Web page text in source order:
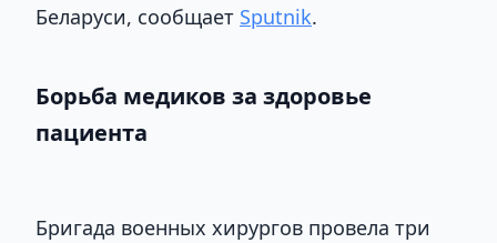
Беларуси, сообщает Sputnik.
Борьба медиков за здоровье
пациента
Бригада военных хирургов провела три